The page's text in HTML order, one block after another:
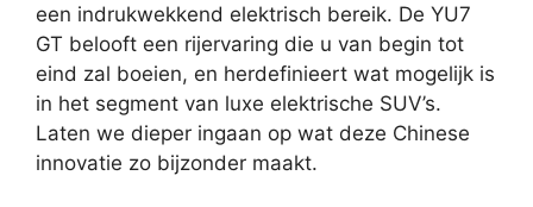
een indrukwekkend elektrisch bereik. De YU7
GT belooft een rijervaring die u van begin tot
eind zal boeien, en herdefinieert wat mogelijk is
in het segment van luxe elektrische SUV’s.
Laten we dieper ingaan op wat deze Chinese
innovatie zo bijzonder maakt.